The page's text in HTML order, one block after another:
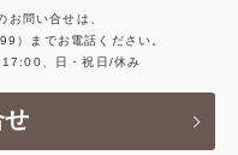
お問い合せは、
）
までお電話ください。
、日・祝日/休み
せ